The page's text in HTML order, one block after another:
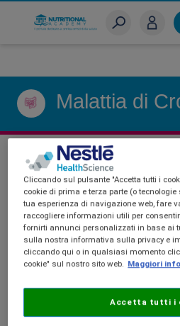
Malattia di
Nutritional
Diseases
Cliccando sul pulsante "Accetta tutti i
cookie di prima e terza parte (o
tua esperienza di navigazione web, fare
raccogliere informazioni utili per
fornirti annunci personalizzati in base ai
sulla nostra informativa sulla privacy e
cliccando qui o in qualsiasi momento
cookie" sul nostro sito web. Maggiori
Accetta tutti i